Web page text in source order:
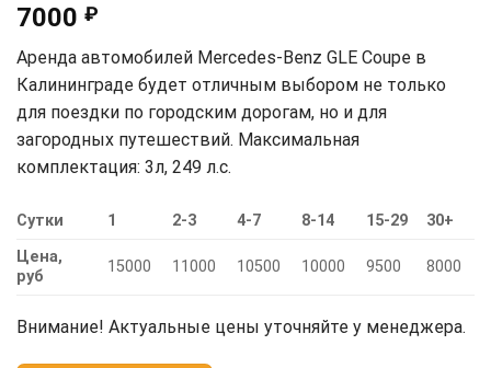
7000 ₽
Аренда автомобилей Mercedes-Benz GLE Coupe в
Калининграде будет отличным выбором не только
для поездки по городским дорогам, но и для
загородных путешествий. Максимальная
комплектация: 3л, 249 л.с.
Сутки 1 2-3 4-7 8-14 15-29
30+
Цена,
руб
15000 11000 10500 10000 9500 8000
Внимание! Актуальные цены уточняйте у менеджера.